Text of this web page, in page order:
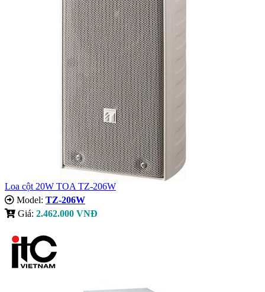
Loa cột 20W TOA TZ-206W
Model: TZ-206W
Giá: 2.462.000 VNĐ